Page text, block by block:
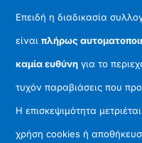
Επειδή η διαδικασία
είναιπλήρως
καμία ευθύνη για το
τυχόν παραβιάσεις που
Η επισκεψιμότητα
χρήση cookies ή